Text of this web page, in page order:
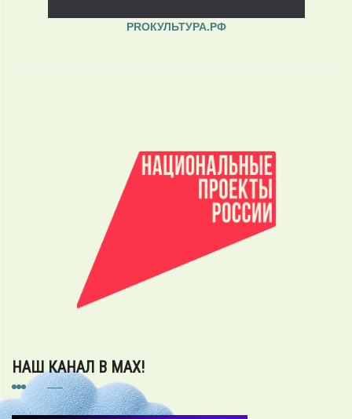
PROКУЛЬТУРА.РФ
НАШ КАНАЛ В MAX!